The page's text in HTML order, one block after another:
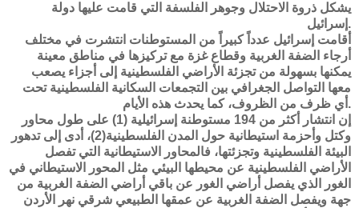
يشكل ذروة الاحتلال وجوهر الفلسفة التي قامت عليها دولة
إسرائيل.
أقامت إسرائيل عدداً كبيراً من المستوطنات انتشرت في مختلف
أرجاء الضفة الغربية وقطاع غزة مع تركيزها في مناطق معينة
يمكنها بسهولة من تجزئة الأراضي الفلسطينية إلى أجزاء يصعب
معها التواصل الجغرافي بين التجمعات السكانية الفلسطينية تحت
أي ظرف من الظروف، كما يحدث هذه الأيام.
إن انتشار أكثر من 194 مستوطنة إسرائيلية (1) على طول محاور
وكتل وأحزمة استيطانية حول المدن الفلسطينية(2)، أدى إلى تدهور
البيئة الفلسطينية وتجزئتها، فالمحاور الاستيطانية التي تفصل
الأراضي الفلسطينية عن محيطها البيئي مثل المحور الاستيطاني في
الغور الذي يفصل أراضي الغور عن باقي أراضي الضفة الغربية من
جهة ويفصل الضفة الغربية عن عمقها الطبيعي شرقي نهر الأردن